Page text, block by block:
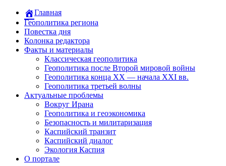
Главная
Геополитика региона
Повестка дня
Колонка редактора
Факты и материалы
Классическая геополитика
Геополитика после Второй мировой войны
Геополитика конца XX — начала XXI вв.
Геополитика третьей волны
Актуальные проблемы
Вокруг Ирана
Геополитика и геоэкономика
Безопасность и милитаризация
Каспийский транзит
Каспийский диалог
Экология Каспия
О портале